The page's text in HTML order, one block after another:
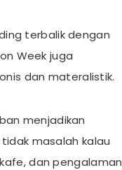
terbalik dengan
Week juga
dan materalistik.
menjadikan
masalah kalau
dan pengalaman